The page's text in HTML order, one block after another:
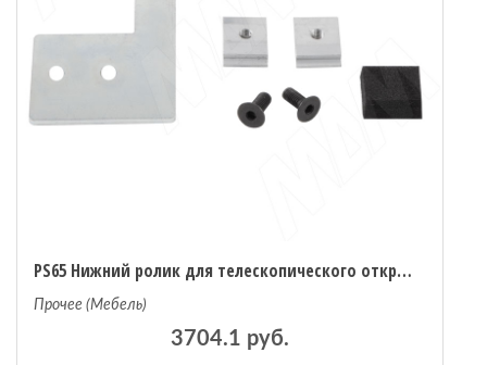
PS65 Нижний ролик для телескопического открывания фасадов левый (PS65PI1003)
Прочее (Мебель)
3704.1 руб.